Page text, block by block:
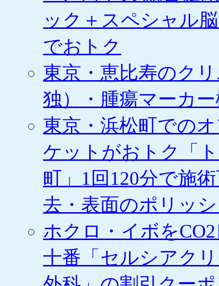
ック＋スペシャル
でおトク
東京・恵比寿のク
独）・腫瘍マーカ
東京・浜松町での
ケットがおトク「
町」1回120分で施
去・表面のポリッ
ホクロ・イボを
十番「セルシアク